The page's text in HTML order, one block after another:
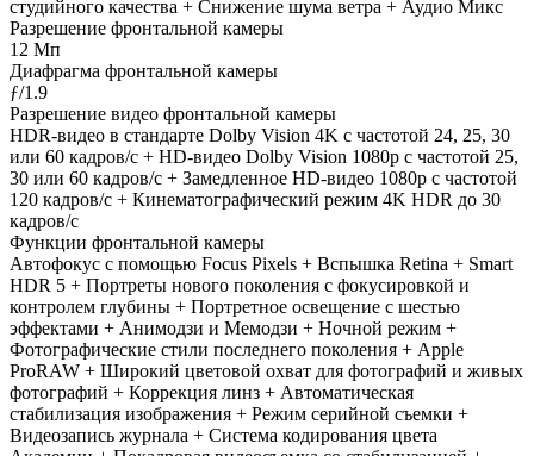
студийного качества + Снижение шума ветра + Аудио Микс
Разрешение фронтальной камеры
12 Мп
Диафрагма фронтальной камеры
ƒ/1.9
Разрешение видео фронтальной камеры
HDR‑видео в стандарте Dolby Vision 4K с частотой 24, 25, 30
или 60 кадров/ с + HD-видео Dolby Vision 1080p с частотой 25,
30 или 60 кадров/ с + Замедленное HD-видео 1080р c частотой
120 кадров/ с + Кинематографический режим 4K HDR до 30
кадров/ с
Функции фронтальной камеры
Автофокус с помощью Focus Pixels + Вспышка Retina + Smart
HDR 5 + Портреты нового поколения с фокусировкой и
контролем глубины + Портретное освещение с шестью
эффектами + Анимодзи и Мемодзи + Ночной режим +
Фотографические стили последнего поколения + Apple
ProRAW + Широкий цветовой охват для фотографий и живых
фотографий + Коррекция линз + Автоматическая
стабилизация изображения + Режим серийной съемки +
Видеозапись журнала + Система кодирования цвета